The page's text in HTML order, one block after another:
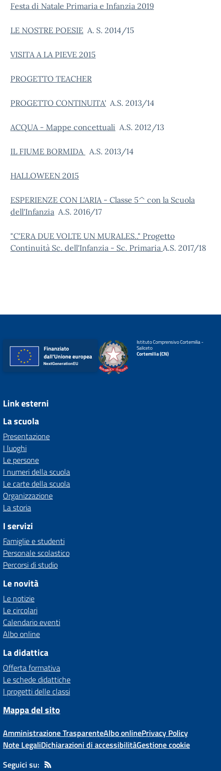
Festa di Natale Primaria e Infanzia 2019
LE NOSTRE POESIE A. S. 2014/15
VISITA A LA PIEVE 2015
PROGETTO TEACHER
PROGETTO CONTINUITA' A.S. 2013/14
ACQUA - Mappe concettuali A.S. 2012/13
IL FIUME BORMIDA A.S. 2013/14
HALLOWEEN 2015
ESPERIENZE CON L'ARIA - Classe 5^ con la Scuola
dell'Infanzia A.S. 2016/17
"C'ERA DUE VOLTE UN MURALES.." Progetto
Continuità Sc. dell'Infanzia - Sc. Primaria A.S. 2017/18
Istituto Comprensivo Cortemilia -
Saliceto
Cortemilia (CN)
Link esterni
La scuola
Presentazione
I luoghi
Le persone
I numeri della scuola
Le carte della scuola
Organizzazione
La storia
I servizi
Famiglie e studenti
Personale scolastico
Percorsi di studio
Le novità
Le notizie
Le circolari
Calendario eventi
Albo online
La didattica
Offerta formativa
Le schede didattiche
I progetti delle classi
Mappa del sito
Amministrazione TrasparenteAlbo onlinePrivacy Policy
Note LegaliDichiarazioni di accessibilitàGestione cookie
Seguici su: